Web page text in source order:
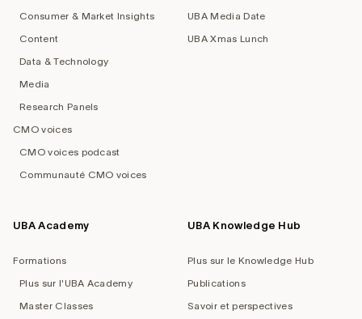
Consumer & Market Insights
Content
Data & Technology
Media
Research Panels
CMO voices
CMO voices podcast
Communauté CMO voices
UBA Media Date
UBA Xmas Lunch
UBA Academy
Formations
Plus sur l'UBA Academy
Master Classes
UBA Knowledge Hub
Plus sur le Knowledge Hub
Publications
Savoir et perspectives